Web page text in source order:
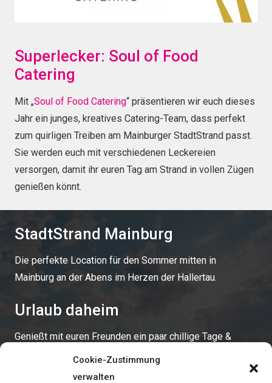
Cookie-Zustimmung
verwalten
Superlecker: Soul of Food
Catering
Mit „Soul of Food Catering“ präsentieren wir euch dieses
Jahr ein junges, kreatives Catering-Team, dass perfekt
zum quirligen Treiben am Mainburger StadtStrand passt.
Sie werden euch mit verschiedenen Leckereien
versorgen, damit ihr euren Tag am Strand in vollen Zügen
genießen könnt.
StadtStrand Mainburg
Die perfekte Location für den Sommer mitten in
Mainburg an der Abens im Herzen der Hallertau.
Urlaub daheim
Genießt mit euren Freunden ein paar chillige Tage &
Abende mit den Füßen im Sand. Der StadtStrand zum
Sonnen, Relaxen, Lauschen und Liegen.